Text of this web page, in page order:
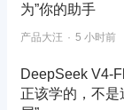
为”你的助手
产品大汪 5 小时前
DeepSeek V4-
正该学的，不是